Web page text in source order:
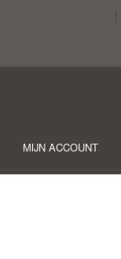
MIJN ACCOUNT